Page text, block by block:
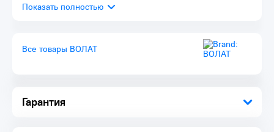
Гарантия
Все товары ВОЛАТ